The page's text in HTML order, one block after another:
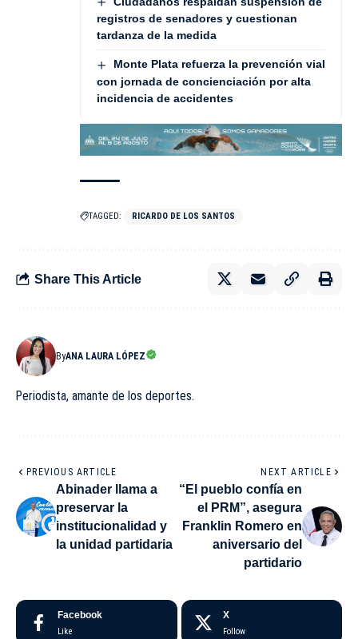
registros de senadores y cuestionan
tardanza de la medida
Monte Plata refuerza la prevención vial
con jornada de concienciación por alta
incidencia de accidentes
TAGGED: RICARDO DE LOS SANTOS
Share This Article
ByANA LAURA LÓPEZ
Periodista, amante de los deportes.
PREVIOUS ARTICLE
Abinader llama a
preservar la
institucionalidad y
la unidad partidaria
NEXT ARTICLE
“El pueblo confía en
el PRM”, asegura
Franklin Romero en
aniversario del
partidario
Facebook
Like
X
Follow